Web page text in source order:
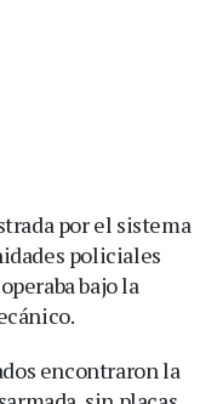
por el sistema
policiales
bajo la
encontraron la